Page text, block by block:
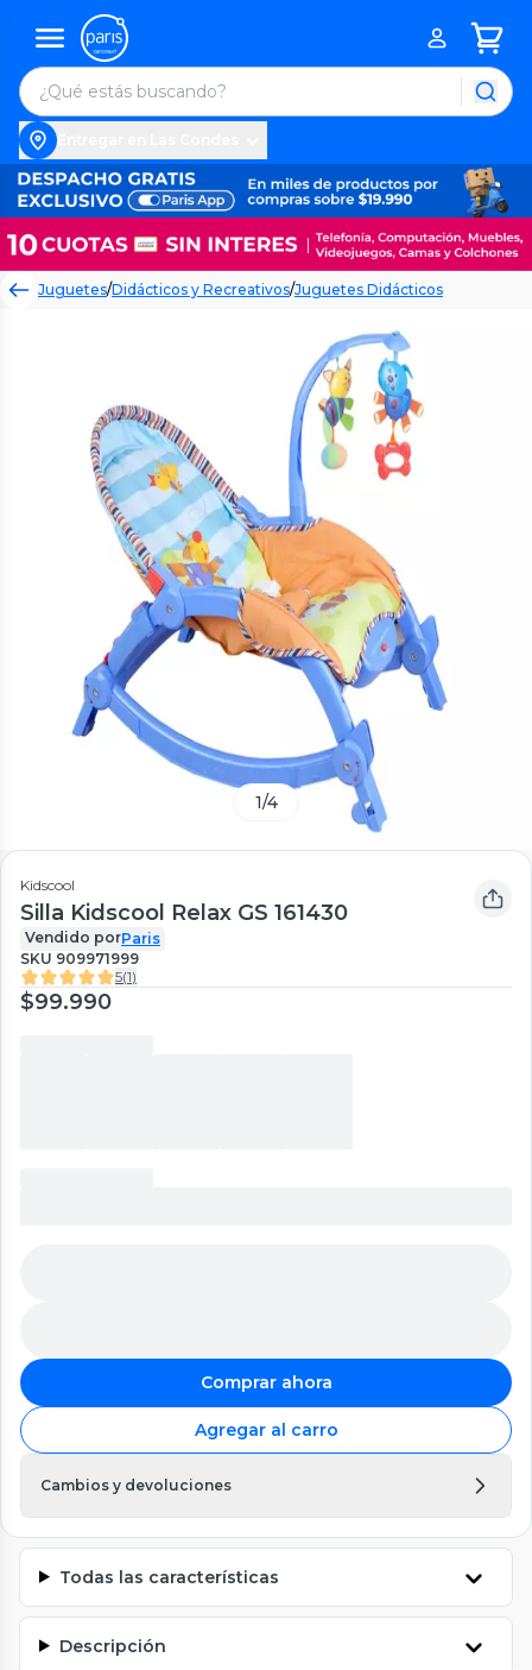
Juguetes/Didácticos y Recreativos/Juguetes Didácticos
1/4
Kidscool
Silla Kidscool Relax GS 161430
Vendido porParis
SKU 909971999
5(1)
$99.990
Comprar ahora
Agregar al carro
Cambios y devoluciones
Todas las características
Descripción